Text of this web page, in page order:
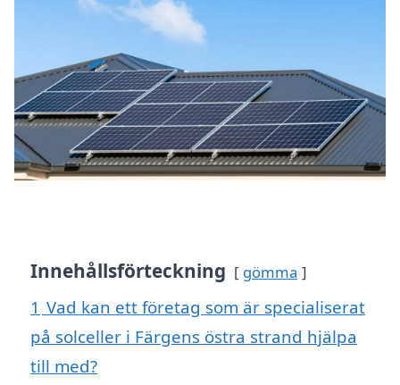
Innehållsförteckning gömma
1 Vad kan ett företag som är specialiserat
på solceller i Färgens östra strand hjälpa
till med?